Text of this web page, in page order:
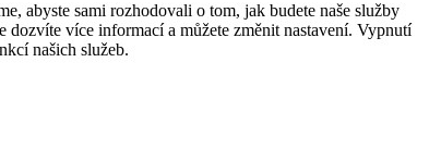
abyste sami rozhodovali o tom, jak budete naše služby
více informací a můžete změnit nastavení. Vypnutí
našich služeb.